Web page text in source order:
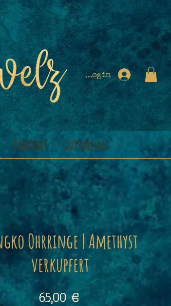
Login
Kontakt Gutscheine
Ohrringe | Amethyst
verkupfert
65,00 €Preis